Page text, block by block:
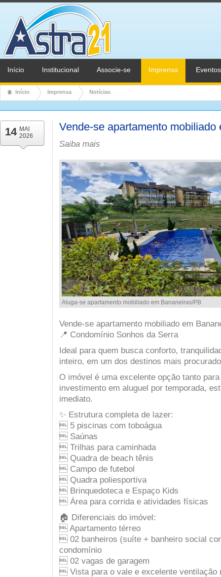
Início Institucional Associe-se Imprensa Eventos
Início Imprensa Notícias
14 MAI
2026
Vende-se apartamento mobiliado
Saiba mais
Aluga-se apartamento mobiliado em Bananeiras/PB
Vende-se apartamento mobiliado em
📍 Condomínio Sonhos da Serra
Ideal para quem busca conforto,
inteiro, em um dos destinos mais
O imóvel é uma excelente opção tanto
investimento em aluguel por temporada,
imediato.
✨ Estrutura completa de lazer:
 5 piscinas com toboágua
 Saúnas
 Trilhas para caminhada
 Quadra de beach tênis
 Campo de futebol
 Quadra poliesportiva
 Brinquedoteca e Espaço Kids
 Área para corrida e atividades físicas
🏠 Diferenciais do imóvel:
 Apartamento térreo
 02 banheiros (suíte + banheiro social
condomínio
 02 vagas de garagem
 Vista para o vale e excelente ventilação